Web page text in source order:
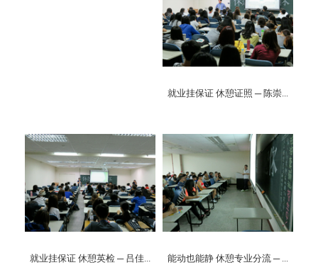
就业挂保证 休憩证照 ─ 陈崇...
就业挂保证 休憩英检 ─ 吕佳... 能动也能静 休憩专业分流 ─ ...